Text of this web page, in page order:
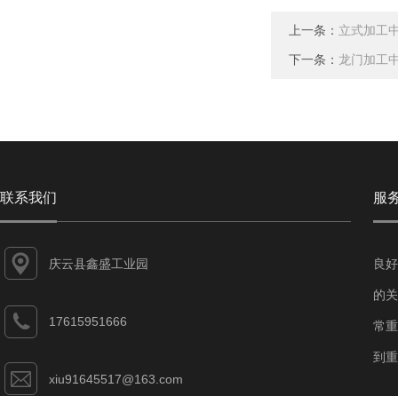
上一条： 立式加工
下一条： 龙门加工
联系我们
庆云县鑫盛工业园
17615951666
xiu91645517@163.com
服
良
的
常
到